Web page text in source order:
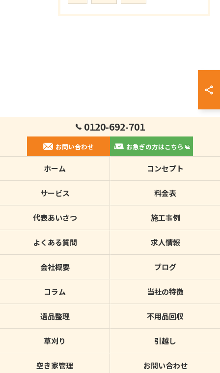
0120-692-701
お問い合わせ お急ぎの方はこちら
ホーム コンセプト
サービス 料金表
代表あいさつ 施工事例
よくある質問 求人情報
会社概要 ブログ
コラム 当社の特徴
遺品整理 不用品回収
草刈り 引越し
空き家管理 お問い合わせ